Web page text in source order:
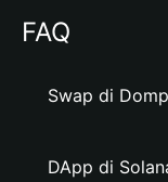
FAQ
Swap di
DApp di